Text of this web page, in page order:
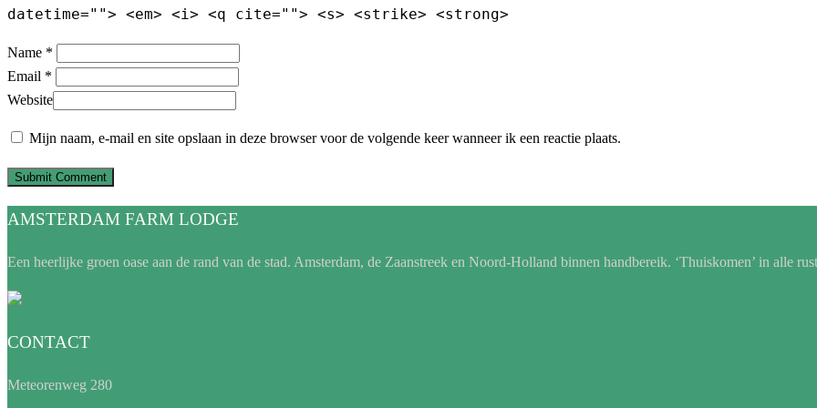
datetime=""> <em> <i> <q cite=""> <s> <strike> <strong>
Name *
Email *
Website
Mijn naam, e-mail en site opslaan in deze browser voor de volgende keer wanneer ik een reactie plaats.
AMSTERDAM FARM LODGE
Een heerlijke groen oase aan de rand van de stad. Amsterdam, de Zaanstreek en Noord-Holland binnen handbereik. ‘Thuiskomen’ in alle
CONTACT
Meteorenweg 280